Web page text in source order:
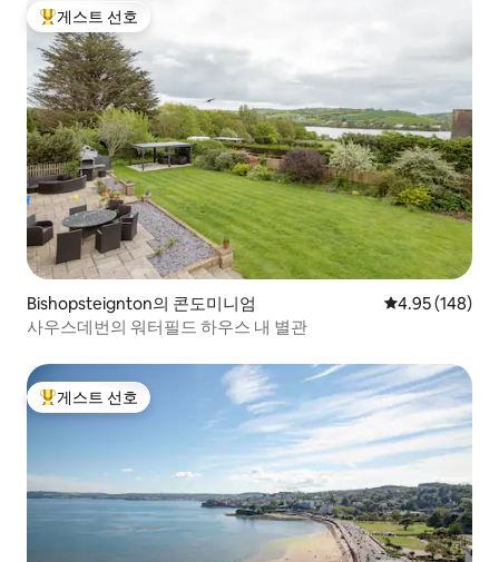
상위 게스트 선호
게스트 선호
Bishopsteignton의 콘도미니엄 평점 4.95점(5
4.95 (148)
사우스데번의 워터필드 하우스 내 별관
상위 게스트 선호
게스트 선호